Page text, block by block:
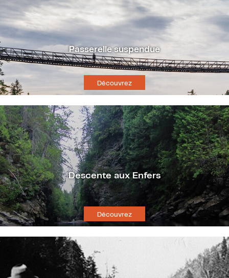
Passerelle suspendue
Découvrez
Descente aux Enfers
Découvrez